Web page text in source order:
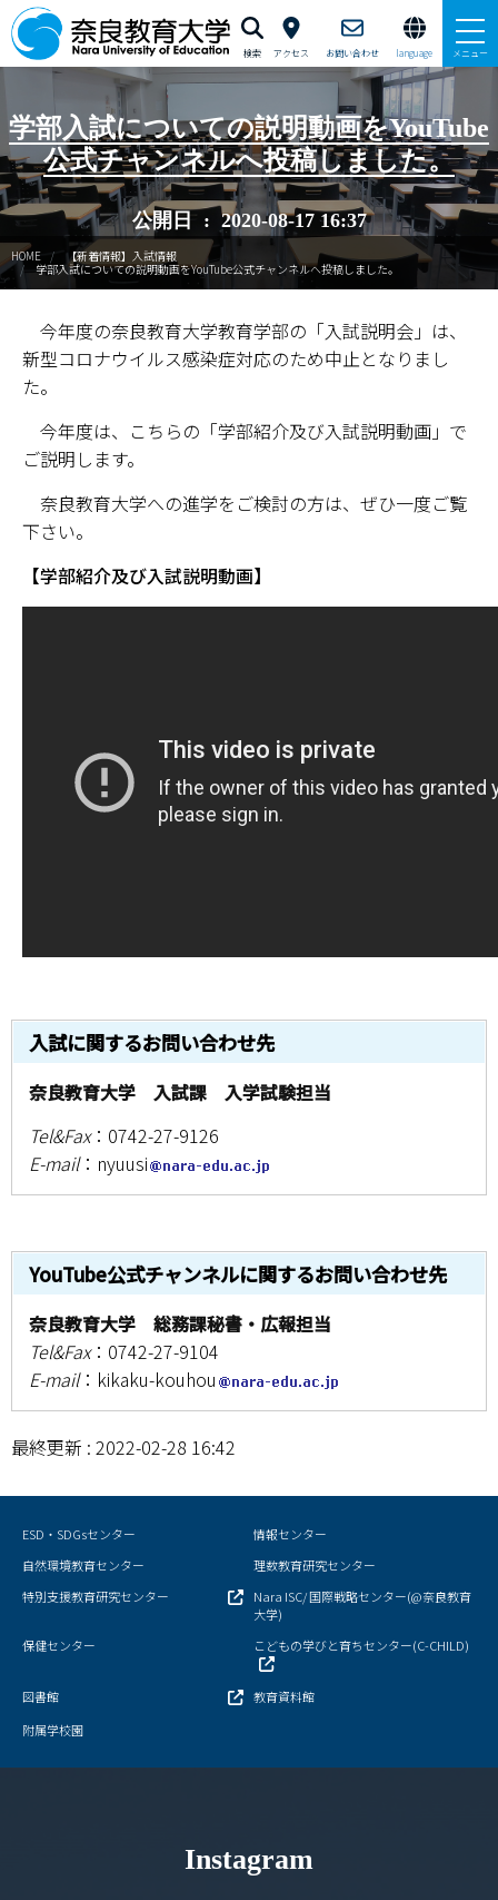
検索 アクセス お問い合わせ language メニュー
本学で学びたい方へ
在学生の方へ
卒業生・修了生の方、現職教員の方へ
自治体・企業の方へ
一般・地域の方へ
大学紹介
入試情報
産官学連携
奈良国立大学機構
情報センター
自然環境教育センター
理数教育研究センター
こどもの学びと育ちセンター(C-CHILD)
保健センター
お問い合わせ窓口一覧
サイトポリシー
後援会
学部入試についての説明動画をYouTube
公式チャンネルへ投稿しました。
公開日 : 2020-08-17 16:37
HOME
【新着情報】入試情報
学部入試についての説明動画をYouTube公式チャンネルへ投稿しました。
今年度の奈良教育大学教育学部の「入試説明会」は、
新型コロナウイルス感染症対応のため中止となりまし
た。
今年度は、こちらの「学部紹介及び入試説明動画」で
ご説明します。
奈良教育大学への進学をご検討の方は、ぜひ一度ご覧
下さい。
【学部紹介及び入試説明動画】
入試に関するお問い合わせ先
奈良教育大学 入試課 入学試験担当
Tel&Fax：0742-27-9126
E-mail：nyuusi
YouTube公式チャンネルに関するお問い合わせ先
奈良教育大学 総務課秘書・広報担当
Tel&Fax：0742-27-9104
E-mail：kikaku-kouhou
最終更新 : 2022-02-28 16:42
ESD・SDGsセンター
情報センター
自然環境教育センター
理数教育研究センター
特別支援教育研究センター
Nara ISC/ 国際戦略センター(@奈良教育
大学)
保健センター
こどもの学びと育ちセンター(C-CHILD)
図書館
教育資料館
附属学校園
Instagram